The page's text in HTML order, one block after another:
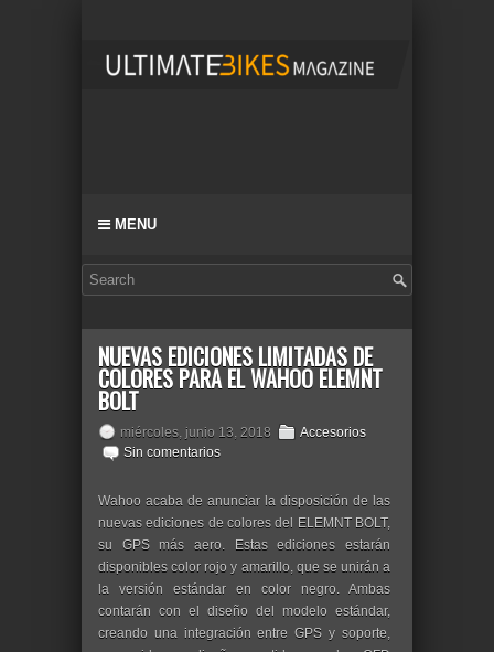
MENU
NUEVAS EDICIONES LIMITADAS DE
COLORES PARA EL WAHOO ELEMNT
BOLT
miércoles, junio 13, 2018
Accesorios
Sin comentarios
Wahoo acaba de anunciar la disposición de las
nuevas ediciones de colores del ELEMNT BOLT,
su GPS más aero. Estas ediciones estarán
disponibles color rojo y amarillo, que se unirán a
la versión estándar en color negro. Ambas
contarán con el diseño del modelo estándar,
creando una integración entre GPS y soporte,